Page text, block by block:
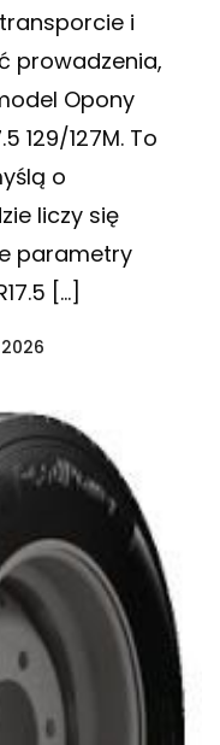
i
prowadzenia,
Opony
129/127M. To
o
liczy się
parametry
[…]